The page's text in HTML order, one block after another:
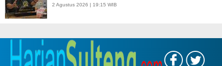
2 Agustus 2026 | 19:15 WIB